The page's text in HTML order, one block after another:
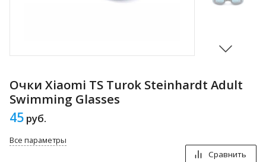
Очки Xiaomi TS Turok Steinhardt Adult
Swimming Glasses
45 руб.
Все параметры
Сравнить